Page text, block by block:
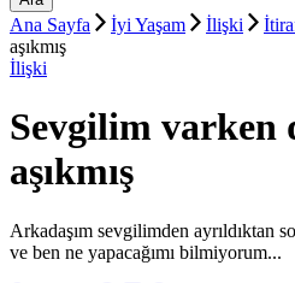
Ana Sayfa İyi Yaşam İlişki
aşıkmış
İlişki
Sevgilim varken
aşıkmış
Arkadaşım sevgilimden ayrıldıktan
ve ben ne yapacağımı bilmiyorum...